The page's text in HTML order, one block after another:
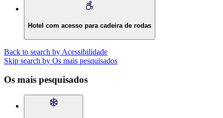
Hotel com acesso para cadeira de rodas
Back to search by Acessibilidade
Skip search by Os mais pesquisados
Os mais pesquisados